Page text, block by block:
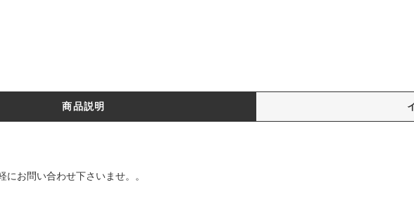
商品説明
にお問い合わせ下さいませ。。